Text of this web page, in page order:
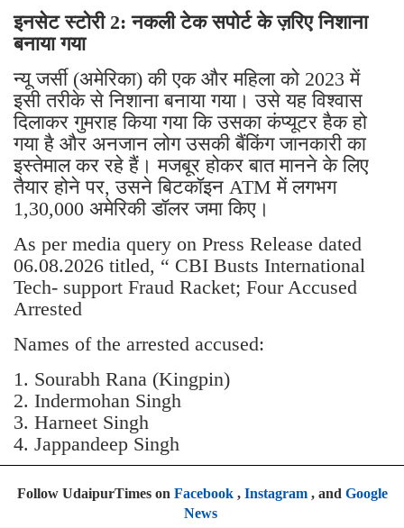
इनसेट स्टोरी 2: नकली टेक सपोर्ट के ज़रिए निशाना
बनाया गया
न्यू जर्सी (अमेरिका) की एक और महिला को 2023 में
इसी तरीके से निशाना बनाया गया। उसे यह विश्वास
दिलाकर गुमराह किया गया कि उसका कंप्यूटर हैक हो
गया है और अनजान लोग उसकी बैंकिंग जानकारी का
इस्तेमाल कर रहे हैं। मजबूर होकर बात मानने के लिए
तैयार होने पर, उसने बिटकॉइन ATM में लगभग
1,30,000 अमेरिकी डॉलर जमा किए।
As per media query on Press Release dated
06.08.2026 titled, “ CBI Busts International
Tech- support Fraud Racket; Four Accused
Arrested
Names of the arrested accused:
1. Sourabh Rana (Kingpin)
2. Indermohan Singh
3. ⁠Harneet Singh
4. ⁠Jappandeep Singh
Follow UdaipurTimes on Facebook, Instagram, and Google
News